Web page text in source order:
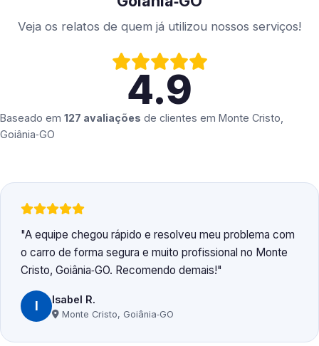
Veja os relatos de quem já utilizou nossos serviços!
4.9
Baseado em 127 avaliações de clientes em Monte Cristo,
Goiânia‑GO
A equipe chegou rápido e resolveu meu problema com
o carro de forma segura e muito profissional no Monte
Cristo, Goiânia‑GO. Recomendo demais!
I Isabel R.
Monte Cristo, Goiânia‑GO